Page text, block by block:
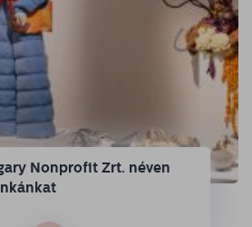
Nonprofit Zrt. néven